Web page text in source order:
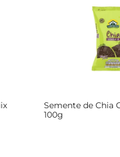
o ideal é consumir em
enriquecer suas receitas
Semente de Chia
100g